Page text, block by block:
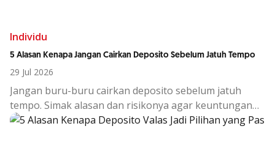
Individu
5 Alasan Kenapa Jangan Cairkan Deposito Sebelum Jatuh Tempo
29 Jul 2026
Jangan buru-buru cairkan deposito sebelum jatuh
tempo. Simak alasan dan risikonya agar keuntungan
investasi tetap maksimal.